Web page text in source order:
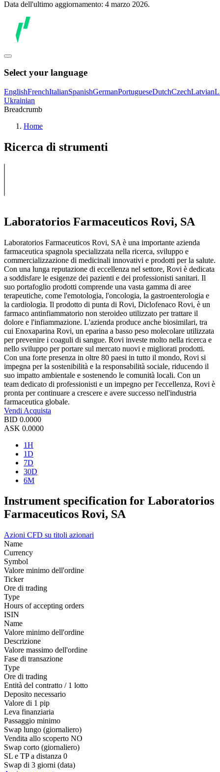
Data dell'ultimo aggiornamento: 4 marzo 2026.
Select your language
EnglishFrenchItalianSpanishGermanPortugueseDutchCzechLatvian
Ukrainian
Breadcrumb
Home
Ricerca di strumenti
Laboratorios Farmaceuticos Rovi, SA
Laboratorios Farmaceuticos Rovi, SA è una importante azienda
farmaceutica spagnola specializzata nella ricerca, sviluppo e
commercializzazione di medicinali innovativi e prodotti per la salute.
Con una lunga reputazione di eccellenza nel settore, Rovi è dedicata
a soddisfare le esigenze dei pazienti e dei professionisti sanitari. Il
suo portafoglio prodotti comprende una vasta gamma di aree
terapeutiche, come l'emotologia, l'oncologia, la gastroenterologia e
la cardiologia. Il prodotto di punta di Rovi, Diclofenaco Rovi, è un
farmaco antinfiammatorio non steroideo utilizzato per trattare il
dolore e l'infiammazione. L'azienda produce anche biosimilari, tra
cui Enoxaparina Rovi, un eparina a basso peso molecolare utilizzata
per prevenire i coaguli di sangue. Rovi investe molto nella ricerca e
nello sviluppo per portare sul mercato nuovi e migliorati prodotti.
Con una forte presenza in oltre 80 paesi in tutto il mondo, Rovi si
impegna per la sostenibilità e la responsabilità sociale, riducendo il
suo impatto ambientale e sostenendo le comunità locali. Con un
team dedicato di professionisti e un impegno per l'eccellenza, Rovi è
pronta per continuare a crescere e avere successo nell'industria
farmaceutica globale.
Vendi Acquista
BID 0.0000
ASK 0.0000
1H
1D
7D
30D
6M
Instrument specification for Laboratorios
Farmaceuticos Rovi, SA
Azioni CFD su titoli azionari
Name
Currency
Symbol
Valore minimo dell'ordine
Ticker
Ore di trading
Type
Hours of accepting orders
ISIN
Name
Valore minimo dell'ordine
Descrizione
Valore massimo dell'ordine
Fase di transazione
Type
Ore di trading
Entità del contratto / 1 lotto
Deposito necessario
Valore di 1 pip
Leva finanziaria
Passaggio minimo
Swap lungo (giornaliero)
Vendita allo scoperto NO
Swap corto (giornaliero)
SL e TP a distanza 0
Swap di 3 giorni (data)